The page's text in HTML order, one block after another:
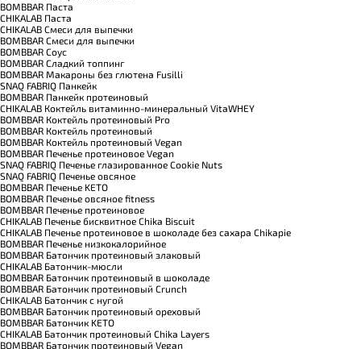
BOMBBAR Паста
CHIKALAB Паста
CHIKALAB Смеси для выпечки
BOMBBAR Смеси для выпечки
BOMBBAR Соус
BOMBBAR Сладкий топпинг
BOMBBAR Макароны без глютена Fusilli
SNAQ FABRIQ Панкейк
BOMBBAR Панкейк протеиновый
CHIKALAB Коктейль витаминно-минеральный VitaWHEY
BOMBBAR Коктейль протеиновый Pro
BOMBBAR Коктейль протеиновый
BOMBBAR Коктейль протеиновый Vegan
BOMBBAR Печенье протеиновое Vegan
SNAQ FABRIQ Печенье глазированное Cookie Nuts
SNAQ FABRIQ Печенье овсяное
BOMBBAR Печенье KETO
BOMBBAR Печенье овсяное fitness
BOMBBAR Печенье протеиновое
CHIKALAB Печенье бисквитное Chika Biscuit
CHIKALAB Печенье протеиновое в шоколаде без сахара Chikapie
BOMBBAR Печенье низкокалорийное
BOMBBAR Батончик протеиновый злаковый
CHIKALAB Батончик-мюсли
BOMBBAR Батончик протеиновый в шоколаде
BOMBBAR Батончик протеиновый Crunch
CHIKALAB Батончик с нугой
BOMBBAR Батончик протеиновый ореховый
BOMBBAR Батончик KETO
CHIKALAB Батончик протеиновый Chika Layers
BOMBBAR Батончик протеиновый Vegan